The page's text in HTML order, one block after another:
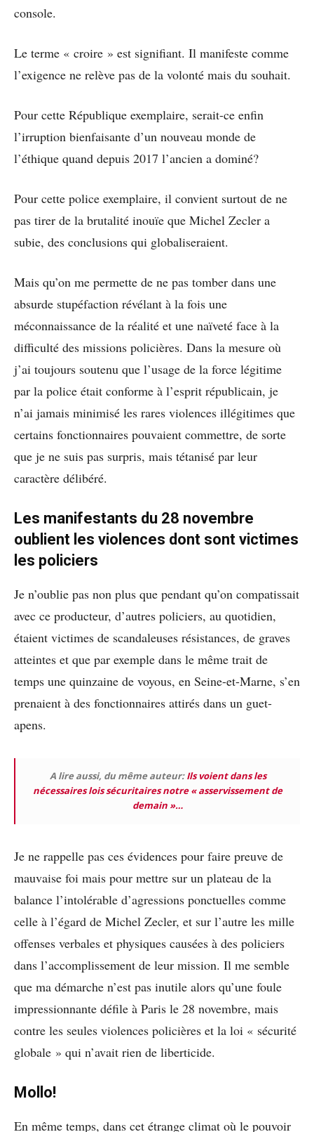
console.
Le terme « croire » est signifiant. Il manifeste comme
l’exigence ne relève pas de la volonté mais du souhait.
Pour cette République exemplaire, serait-ce enfin
l’irruption bienfaisante d’un nouveau monde de
l’éthique quand depuis 2017 l’ancien a dominé?
Pour cette police exemplaire, il convient surtout de ne
pas tirer de la brutalité inouïe que Michel Zecler a
subie, des conclusions qui globaliseraient.
Mais qu’on me permette de ne pas tomber dans une
absurde stupéfaction révélant à la fois une
méconnaissance de la réalité et une naïveté face à la
difficulté des missions policières. Dans la mesure où
j’ai toujours soutenu que l’usage de la force légitime
par la police était conforme à l’esprit républicain, je
n’ai jamais minimisé les rares violences illégitimes que
certains fonctionnaires pouvaient commettre, de sorte
que je ne suis pas surpris, mais tétanisé par leur
caractère délibéré.
Les manifestants du 28 novembre
oublient les violences dont sont victimes
les policiers
Je n’oublie pas non plus que pendant qu’on compatissait
avec ce producteur, d’autres policiers, au quotidien,
étaient victimes de scandaleuses résistances, de graves
atteintes et que par exemple dans le même trait de
temps une quinzaine de voyous, en Seine-et-Marne, s’en
prenaient à des fonctionnaires attirés dans un guet-
apens.
A lire aussi, du même auteur:Ils voient dans les
nécessaires lois sécuritaires notre « asservissement de
demain »…
Je ne rappelle pas ces évidences pour faire preuve de
mauvaise foi mais pour mettre sur un plateau de la
balance l’intolérable d’agressions ponctuelles comme
celle à l’égard de Michel Zecler, et sur l’autre les mille
offenses verbales et physiques causées à des policiers
dans l’accomplissement de leur mission. Il me semble
que ma démarche n’est pas inutile alors qu’une foule
impressionnante défile à Paris le 28 novembre, mais
contre les seules violences policières et la loi « sécurité
globale » qui n’avait rien de liberticide.
Mollo!
En même temps, dans cet étrange climat où le pouvoir